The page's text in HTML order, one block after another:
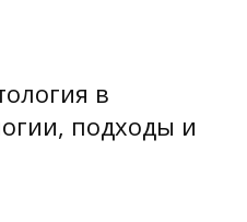
в
подходы и